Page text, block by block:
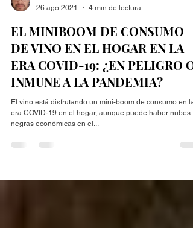
26 ago 2021
4 min de lectura
EL MINIBOOM DE CONSUMO
DE VINO EN EL HOGAR EN LA
ERA COVID-19: ¿EN PELIGRO O
INMUNE A LA PANDEMIA?
El vino está disfrutando un mini-boom de consumo en la
negras económicas en el...